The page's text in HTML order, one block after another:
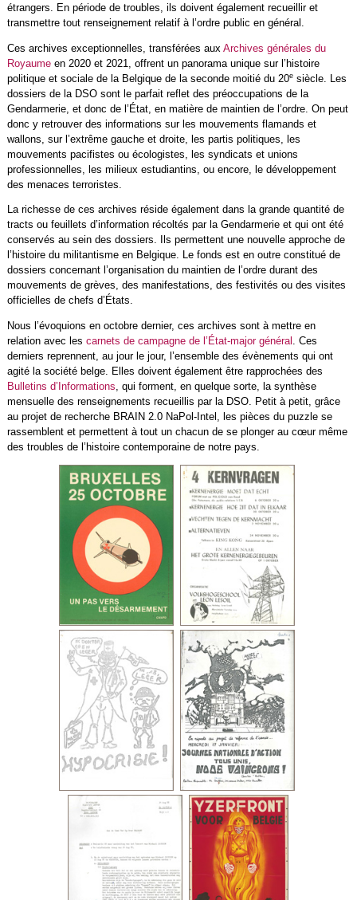
étrangers. En période de troubles, ils doivent également recueillir et
transmettre tout renseignement relatif à l’ordre public en général.
Ces archives exceptionnelles, transférées aux Archives générales du
Royaumeen 2020 et 2021, offrent un panorama unique sur l’histoire
politique et sociale de la Belgique de la seconde moitié du 20esiècle. Les
dossiers de la DSO sont le parfait reflet des préoccupations de la
Gendarmerie, et donc de l’État, en matière de maintien de l’ordre. On peut
donc y retrouver des informations sur les mouvements flamands et
wallons, sur l’extrême gauche et droite, les partis politiques, les
mouvements pacifistes ou écologistes, les syndicats et unions
professionnelles, les milieux estudiantins, ou encore, le développement
des menaces terroristes.
La richesse de ces archives réside également dans la grande quantité de
tracts ou feuillets d’information récoltés par la Gendarmerie et qui ont été
conservés au sein des dossiers. Ils permettent une nouvelle approche de
l’histoire du militantisme en Belgique. Le fonds est en outre constitué de
dossiers concernant l’organisation du maintien de l’ordre durant des
mouvements de grèves, des manifestations, des festivités ou des visites
officielles de chefs d’États.
Nous l’évoquions en octobre dernier, ces archives sont à mettre en
relation avec les carnets de campagne de l’État-major général . Ces
derniers reprennent, au jour le jour, l’ensemble des évènements qui ont
agité la société belge. Elles doivent également être rapprochées des
Bulletins d’Informations, qui forment, en quelque sorte, la synthèse
mensuelle des renseignements recueillis par la DSO. Petit à petit, grâce
au projet de recherche BRAIN 2.0 NaPol-Intel, les pièces du puzzle se
rassemblent et permettent à tout un chacun de se plonger au cœur même
des troubles de l’histoire contemporaine de notre pays.